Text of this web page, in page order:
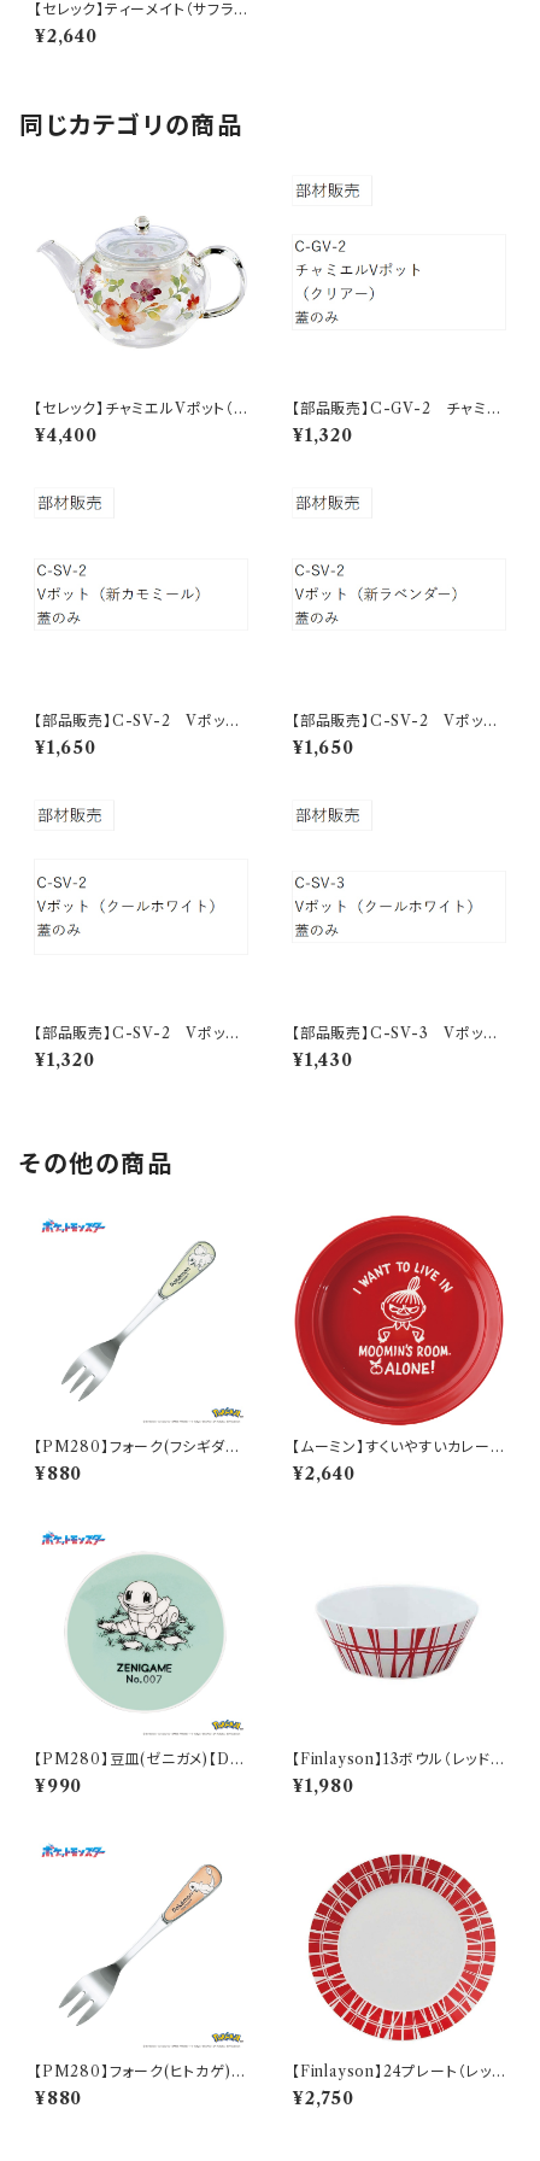
【セレック】ティーメイト（サフラ
ン）【CY14-12】
¥2,640
同じカテゴリの商品
【セレック】チャミエルVポット（フ
ローリスト）【C-GVP-27A】
¥4,400
【部品販売】C-GV-2 チャミエ
ルVポット フタ（クリアー）
¥1,320
【部品販売】C-SV-2 Vポッ
ト フタ（新カモミール）
¥1,650
【部品販売】C-SV-2 Vポッ
ト フタ（新ラベンダー）
¥1,650
【部品販売】C-SV-2 Vポッ
ト フタ（クールホワイト）
¥1,320
【部品販売】C-SV-3 Vポッ
ト フタ（クールホワイト）
¥1,430
その他の商品
【PM280】フォーク(フシギダネ)
【Daily Sketch】PM281-851
¥880
【ムーミン】すくいやすいカレー皿
（リトルミィ）【MM9000】MM
9002-320
¥2,640
【PM280】豆皿(ゼニガメ)【Dail
y Sketch】PM283-333
¥990
【Finlayson】13ボウル（レッド）
【コロナ】
¥1,980
【PM280】フォーク(ヒトカゲ)
【Daily Sketch】PM282-851
¥880
【Finlayson】24プレート（レッ
ド）【コロナ】
¥2,750